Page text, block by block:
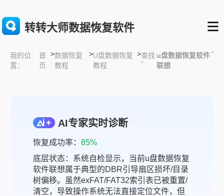
转转大师数据恢复软件
我的位
置：
首
页
>数据恢复
教程
>U盘数据恢复
教程
>查找
“
u盘数据恢复软件
联想
”
AI专家实时诊断
恢复成功率： 85%
底层状态：系统自检显示，当前u盘数据恢复
软件联想属于典型的DBR引导扇区损坏/目录
树偏移。虽然exFAT/FAT32索引表已被重置/
清空，导致操作系统无法直接定位文件，但